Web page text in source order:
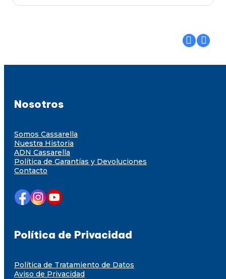
Nosotros
Somos Cassarella
Nuestra Historia
ADN Cassarella
Política de Garantías y Devoluciones
Contacto
Política de Privacidad
Política de Tratamiento de Datos
Aviso de Privacidad